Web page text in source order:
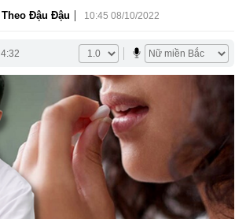
Theo Đậu Đậu | 10:45 08/10/2022
4:32